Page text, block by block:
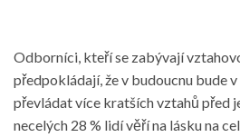
Odborníci, kteří se zabývají
předpokládají, že v budoucnu bude
převládat více kratších vztahů před
necelých 28 % lidí věří na lásku na